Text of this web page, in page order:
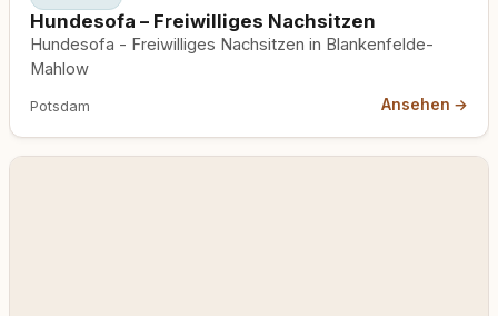
Hundesofa – Freiwilliges Nachsitzen
Hundesofa - Freiwilliges Nachsitzen in Blankenfelde-
Mahlow
Potsdam Ansehen →